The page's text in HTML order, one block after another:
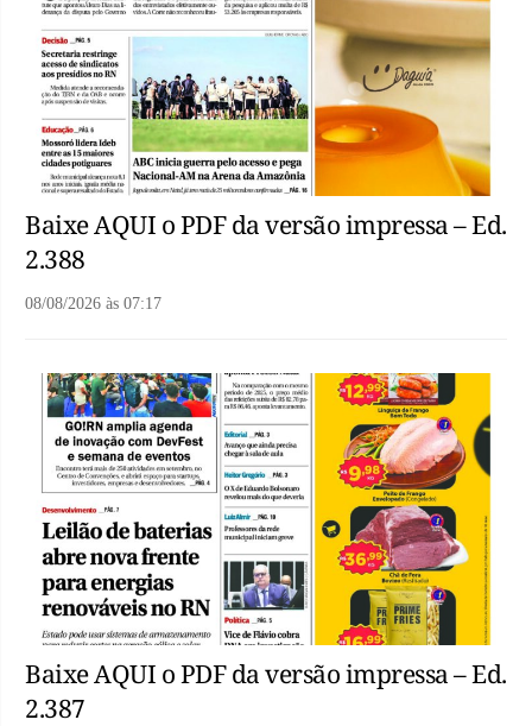
Baixe AQUI o PDF da versão impressa – Ed.
2.388
08/08/2026 às 07:17
Baixe AQUI o PDF da versão impressa – Ed.
2.387